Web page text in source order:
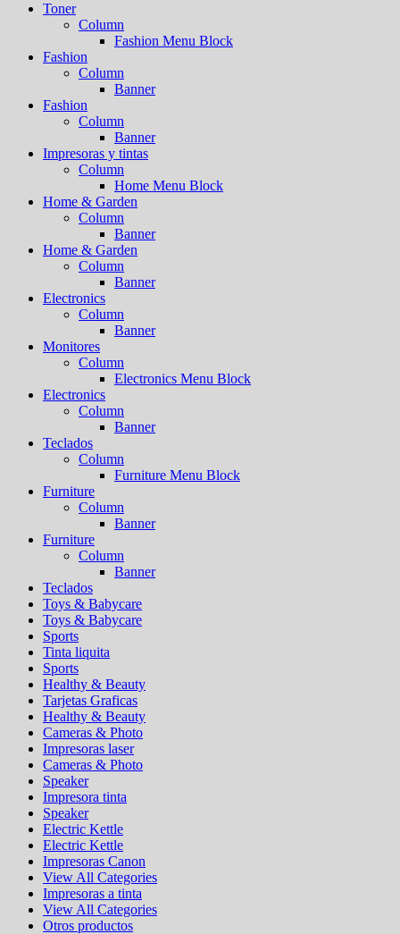
Toner
Column
Fashion Menu Block
Fashion
Column
Banner
Fashion
Column
Banner
Impresoras y tintas
Column
Home Menu Block
Home & Garden
Column
Banner
Home & Garden
Column
Banner
Electronics
Column
Banner
Monitores
Column
Electronics Menu Block
Electronics
Column
Banner
Teclados
Column
Furniture Menu Block
Furniture
Column
Banner
Furniture
Column
Banner
Teclados
Toys & Babycare
Toys & Babycare
Sports
Tinta liquita
Sports
Healthy & Beauty
Tarjetas Graficas
Healthy & Beauty
Cameras & Photo
Impresoras laser
Cameras & Photo
Speaker
Impresora tinta
Speaker
Electric Kettle
Electric Kettle
Impresoras Canon
View All Categories
Impresoras a tinta
View All Categories
Otros productos